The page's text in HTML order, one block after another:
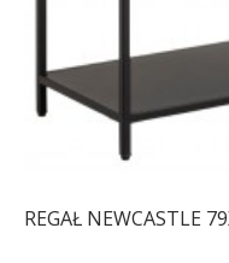
REGAŁ NEWCASTLE